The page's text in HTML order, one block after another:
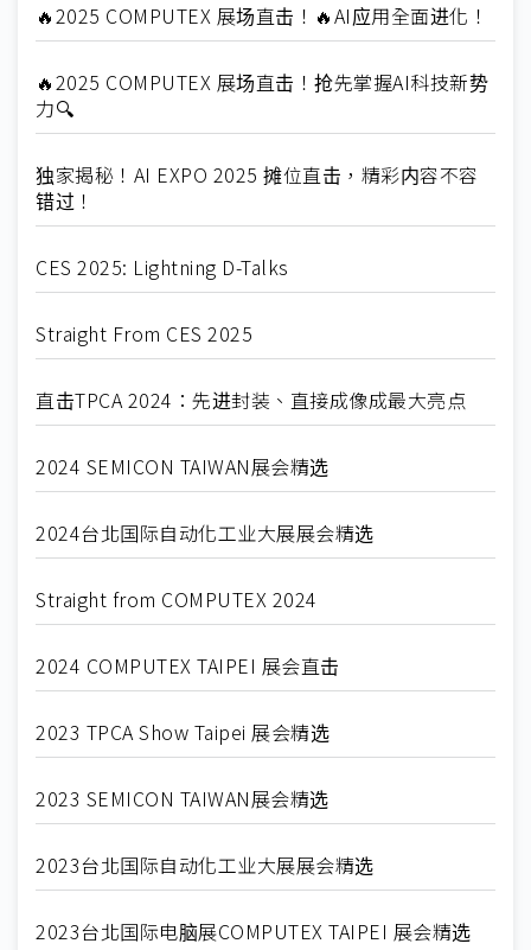
🔥2025 COMPUTEX 展场直击！🔥AI应用全面进化！
🔥2025 COMPUTEX 展场直击！抢先掌握AI科技新势
力🔍
独家揭秘！AI EXPO 2025 摊位直击，精彩内容不容
错过！
CES 2025: Lightning D-Talks
Straight From CES 2025
直击TPCA 2024：先进封装、直接成像成最大亮点
2024 SEMICON TAIWAN展会精选
2024台北国际自动化工业大展展会精选
Straight from COMPUTEX 2024
2024 COMPUTEX TAIPEI 展会直击
2023 TPCA Show Taipei 展会精选
2023 SEMICON TAIWAN展会精选
2023台北国际自动化工业大展展会精选
2023台北国际电脑展COMPUTEX TAIPEI 展会精选